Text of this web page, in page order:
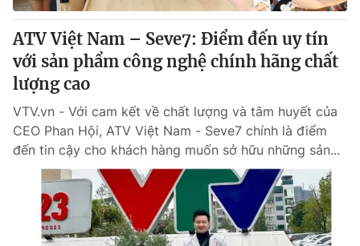
ATV Việt Nam – Seve7: Điểm đến uy tín
với sản phẩm công nghệ chính hãng chất
lượng cao
VTV.vn - Với cam kết về chất lượng và tâm huyết của
CEO Phan Hội, ATV Việt Nam - Seve7 chính là điểm
đến tin cậy cho khách hàng muốn sở hữu những sản...